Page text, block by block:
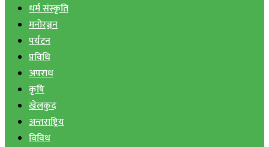
धर्म संस्कृति
मनोरञ्जन
पर्यटन
प्रविधि
अपराध
कृषि
खेलकुद
अन्तराष्ट्रिय
विविध